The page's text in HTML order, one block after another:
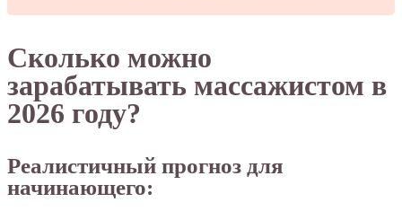
Сколько можно
зарабатывать массажистом в
2026 году?
Реалистичный прогноз для
начинающего: